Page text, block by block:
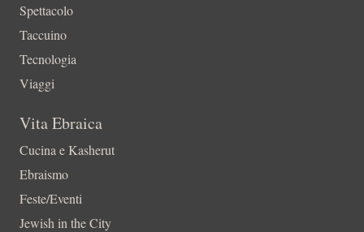
Spettacolo
Taccuino
Tecnologia
Viaggi
Vita Ebraica
Cucina e Kasherut
Ebraismo
Feste/Eventi
Jewish in the City